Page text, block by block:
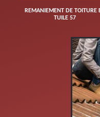
REMANIEMENT DE TOITURE
TUILE 57